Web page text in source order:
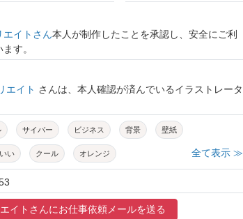
エイトさん本人が制作したことを承認し、安全にご利
す。
エイト さんは、本人確認が済んでいるイラストレータ
サイバー ビジネス 背景 壁紙
い クール オレンジ 全て表示 ≫
イトさんにお仕事依頼メールを送る